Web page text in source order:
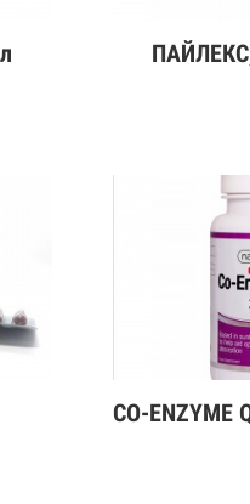
Дэлгэрэнгүй
Дэлгэрэнгүй
CO-ENZYME